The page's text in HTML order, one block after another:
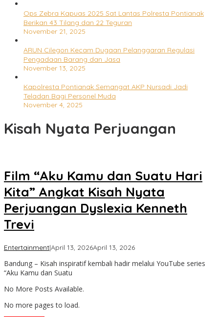
Ops Zebra Kapuas 2025 Sat Lantas Polresta Pontianak
Berikan 43 Tilang dan 22 Teguran
November 21, 2025
ARUN Cilegon Kecam Dugaan Pelanggaran Regulasi
Pengadaan Barang dan Jasa
November 13, 2025
Kapolresta Pontianak Semangat AKP Nursadi Jadi
Teladan Bagi Personel Muda
November 4, 2025
Kisah Nyata Perjuangan
Film “Aku Kamu dan Suatu Hari
Kita” Angkat Kisah Nyata
Perjuangan Dyslexia Kenneth
Trevi
Entertainment|April 13, 2026April 13, 2026by
Bandung – Kisah inspiratif kembali hadir melalui YouTube series
“Aku Kamu dan Suatu
No More Posts Available.
No more pages to load.